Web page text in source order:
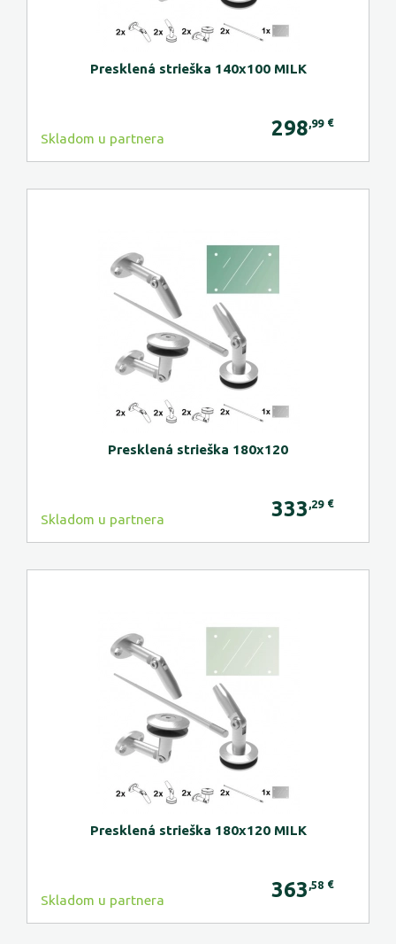
Presklená strieška 140x100 MILK
Skladom u partnera 298 ,99 €
Presklená strieška 180x120
Skladom u partnera 333 ,29 €
Presklená strieška 180x120 MILK
Skladom u partnera 363 ,58 €